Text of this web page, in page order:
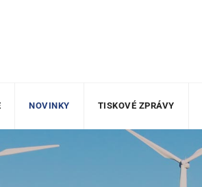
NOVINKY TISKOVÉ ZPRÁVY